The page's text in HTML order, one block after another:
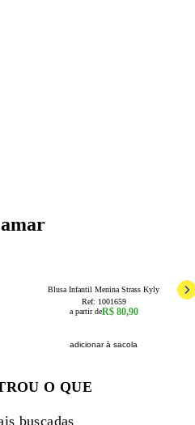
Blusa Infantil Menina Strass Kyly
Ref: 1001659
a partir deR$ 80,90
adicionar à sacola
O QUE
buscadas